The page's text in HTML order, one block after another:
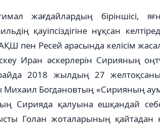
жағдайлардың біріншісі,
қауіпсіздігіне нұқсан
пен Ресей арасында келісім
Иран әскерлерін Сирияның
2018 жылдың 27
Михаил Богдановтың «Сирияның
Сирияда қалуына ешқандай
Голан жоталарының қайтадан